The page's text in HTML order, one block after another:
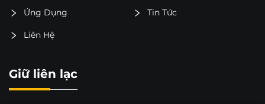
Ứng Dụng Tin Tức
Liên Hệ
Giữ liên lạc